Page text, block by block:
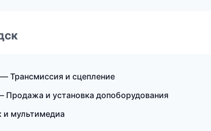
Трансмиссия и сцепление
и установка допоборудования
и мультимедиа